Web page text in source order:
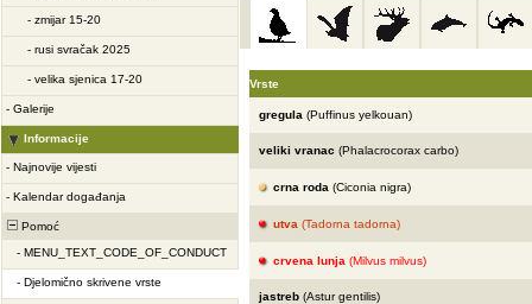
- zmijar 15-20
- rusi svračak 2025
- velika sjenica 17-20
- Galerije
Informacije
- Najnovije vijesti
- Kalendar događanja
Pomoć
- MENU_TEXT_CODE_OF_CONDUCT
- Djelomično skrivene vrste
Vrste
gregula (Puffinus yelkouan)
veliki vranac (Phalacrocorax carbo)
crna roda (Ciconia nigra)
utva (Tadorna tadorna)
crvena lunja (Milvus milvus)
jastreb (Astur gentilis)